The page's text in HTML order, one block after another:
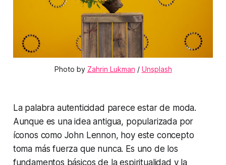
Photo by Zahrin Lukman / Unsplash
La palabra autenticidad parece estar de moda.
Aunque es una idea antigua, popularizada por
íconos como John Lennon, hoy este concepto
toma más fuerza que nunca. Es uno de los
fundamentos básicos de la espiritualidad y la